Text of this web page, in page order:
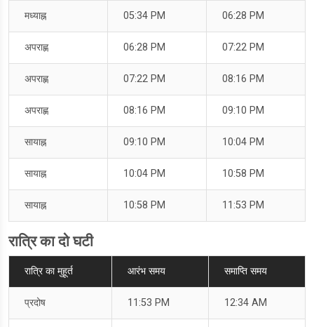
मध्याह्न 05:34 PM 06:28 PM
अपराह्ण 06:28 PM 07:22 PM
अपराह्ण 07:22 PM 08:16 PM
अपराह्ण 08:16 PM 09:10 PM
सायाह्न 09:10 PM 10:04 PM
सायाह्न 10:04 PM 10:58 PM
सायाह्न 10:58 PM 11:53 PM
रात्रि का दो घटी
रात्रि का मुहूर्त आरंभ समय समाप्ति समय
प्रदोष 11:53 PM 12:34 AM